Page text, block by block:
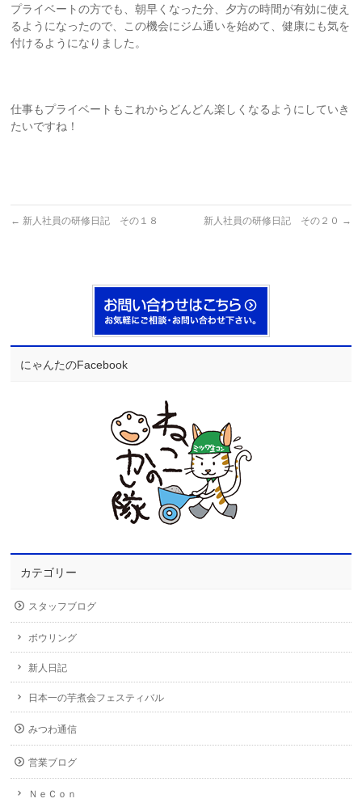
プライベートの方でも、朝早くなった分、夕方の時間が有効に使え
るようになったので、この機会にジム通いを始めて、健康にも気を
付けるようになりました。
仕事もプライベートもこれからどんどん楽しくなるようにしていき
たいですね！
← 新人社員の研修日記 その１８ 新人社員の研修日記 その２０ →
にゃんたのFacebook
カテゴリー
スタッフブログ
ボウリング
新人日記
日本一の芋煮会フェスティバル
みつわ通信
営業ブログ
ＮｅＣｏｎ